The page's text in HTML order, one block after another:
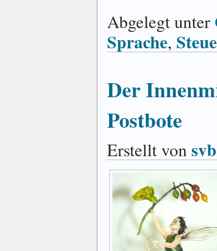
Abgelegt unter
Sprache,
Der
Postbote
Erstellt vonsvb